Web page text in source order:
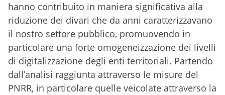
hanno contribuito in maniera significativa alla
riduzione dei divari che da anni caratterizzavano
il nostro settore pubblico, promuovendo in
particolare una forte omogeneizzazione dei livelli
di digitalizzazione degli enti territoriali. Partendo
dall’analisi raggiunta attraverso le misure del
PNRR, in particolare quelle veicolate attraverso la